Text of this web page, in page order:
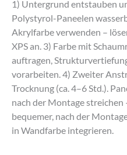
1) Untergrund entstauben
Polystyrol-Paneelen
Akrylfarbe verwenden –
XPS an. 3) Farbe mit
auftragen,
vorarbeiten. 4) Zweiter
Trocknung (ca. 4–6 Std.).
nach der Montage streichen
bequemer, nach der
in Wandfarbe integrieren.